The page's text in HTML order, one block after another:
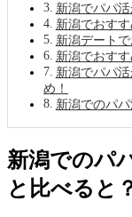
新潟でパパ
新潟でおす
新潟デート
新潟でおす
新潟でパパ
め！
新潟でのパ
新潟でのパ
と比べると